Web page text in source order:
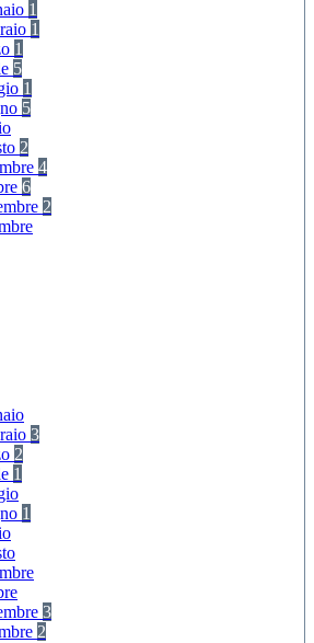
1
1
1
5
1
5
2
4
6
2
3
2
1
1
3
2